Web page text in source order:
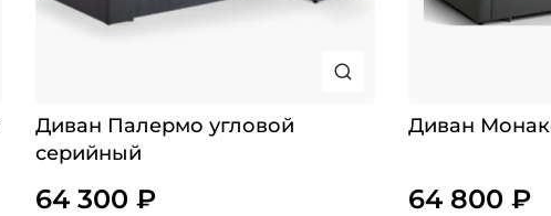
Диван Палермо угловой
серийный
64 300 ₽
Диван
64 800 ₽